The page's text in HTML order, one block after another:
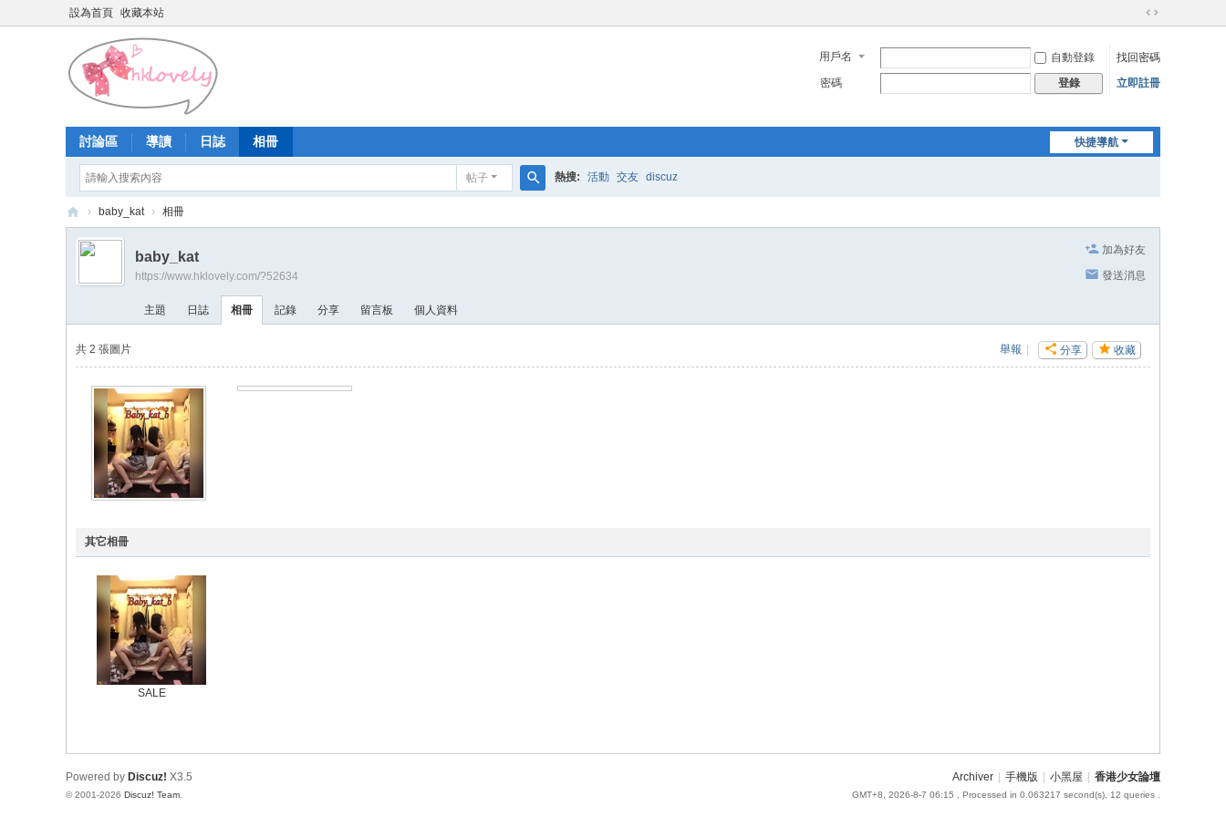
設為首頁 收藏本站
切
到
寬
用戶名 自動登錄
找回密碼
密碼
登錄 立即註冊
快捷導航
討論區 導讀 日誌 相冊
帖子
索
熱搜: 活動 交友 discuz
香
少
論
壇
› baby_kat › 相冊
加為好友
發送消息
baby_kat
https://www.hklovely.com/?52634
主題 日誌 相冊 記錄 分享 留言板 個人資料
收藏
分享
舉報
共 2 張圖片
其它相冊
SALE
Archiver 手機版 小黑屋 香港少女論壇
GMT+8, 2026-8-7 06:15 , Processed in 0.063217 second(s), 12 queries .
Powered by Discuz! X3.5
© 2001-2026 Discuz! Team